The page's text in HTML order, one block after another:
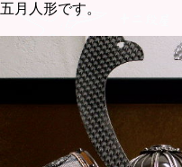
五月人形です。